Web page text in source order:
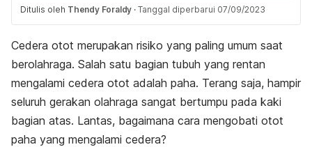
Ditulis oleh Thendy Foraldy · Tanggal diperbarui 07/09/2023
Cedera otot merupakan risiko yang paling umum saat
berolahraga. Salah satu bagian tubuh yang rentan
mengalami cedera otot adalah paha. Terang saja, hampir
seluruh gerakan olahraga sangat bertumpu pada kaki
bagian atas. Lantas, bagaimana cara mengobati otot
paha yang mengalami cedera?